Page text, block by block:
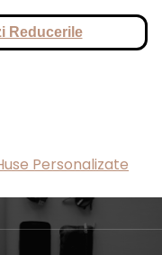
Reducerile
Personalizate